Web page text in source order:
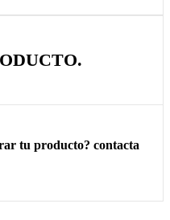
tu producto? contacta